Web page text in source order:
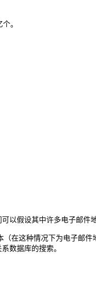
。
以假设其中许多电子邮件
在这种情况下为电子邮
数据库的搜索。